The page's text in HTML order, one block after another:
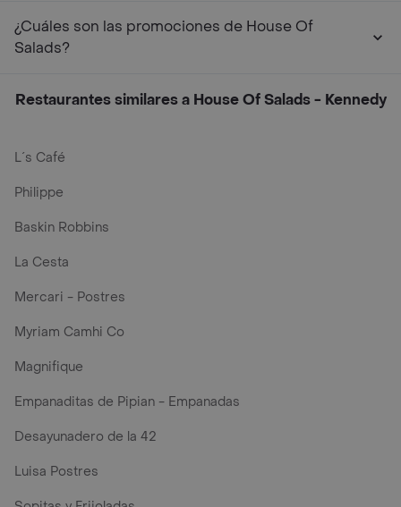
¿Cuáles son las promociones de House Of
Salads?
Restaurantes similares a House Of Salads - Kennedy
L´s Café
Philippe
Baskin Robbins
La Cesta
Mercari - Postres
Myriam Camhi Co
Magnifique
Empanaditas de Pipian - Empanadas
Desayunadero de la 42
Luisa Postres